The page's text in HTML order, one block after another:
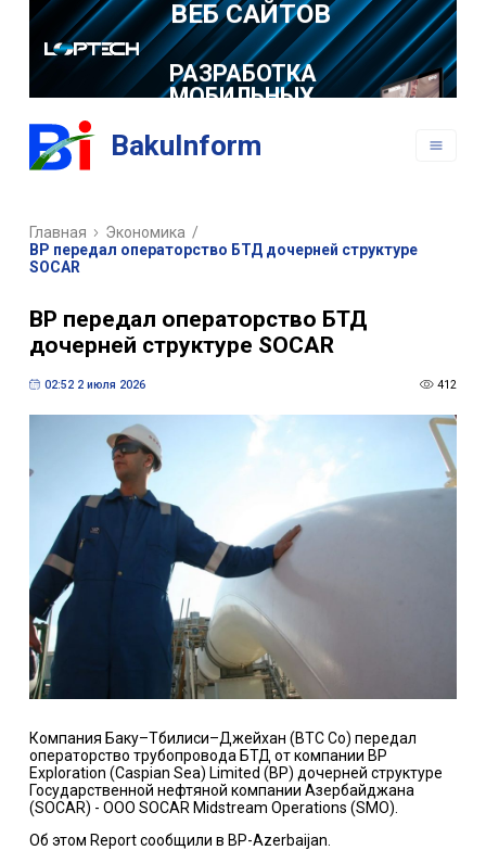
РАЗРАБОТКА
МОБИЛЬНЫХ
ПРИЛОЖЕНИЙ
BakuInform
Главная Экономика /
BP передал операторство БТД дочерней структуре
SOCAR
BP передал операторство БТД
дочерней структуре SOCAR
02:52 2 июля 2026 412
Компания Баку–Тбилиси–Джейхан (BTC Co) передал
операторство трубопровода БТД от компании BP
Exploration (Caspian Sea) Limited (BP) дочерней структуре
Государственной нефтяной компании Азербайджана
(SOCAR) - ООО SOCAR Midstream Operations (SMO).
Об этом Report сообщили в BP-Azerbaijan.